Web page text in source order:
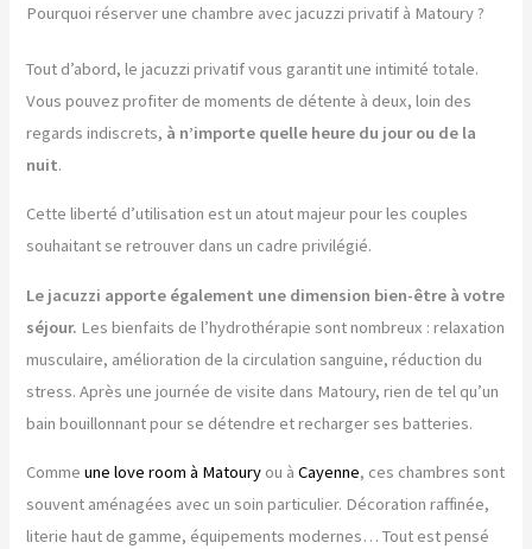
Pourquoi réserver une chambre avec jacuzzi privatif à Matoury ?
Tout d’abord, le jacuzzi privatif vous garantit une intimité totale.
Vous pouvez profiter de moments de détente à deux, loin des
regards indiscrets, à n’importe quelle heure du jour ou de la
nuit.
Cette liberté d’utilisation est un atout majeur pour les couples
souhaitant se retrouver dans un cadre privilégié.
Le jacuzzi apporte également une dimension bien-être à votre
séjour. Les bienfaits de l’hydrothérapie sont nombreux : relaxation
musculaire, amélioration de la circulation sanguine, réduction du
stress. Après une journée de visite dans Matoury, rien de tel qu’un
bain bouillonnant pour se détendre et recharger ses batteries.
Comme une love room à Matoury ou àCayenne, ces chambres sont
souvent aménagées avec un soin particulier. Décoration raffinée,
literie haut de gamme, équipements modernes… Tout est pensé